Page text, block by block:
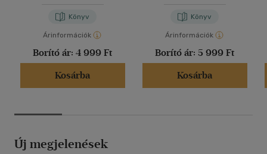
Könyv
Árinformációk
Borító ár: 4 999 Ft
Kosárba
Könyv
Árinformációk
Borító ár: 5 999 Ft
Kosárba
Új megjelenések